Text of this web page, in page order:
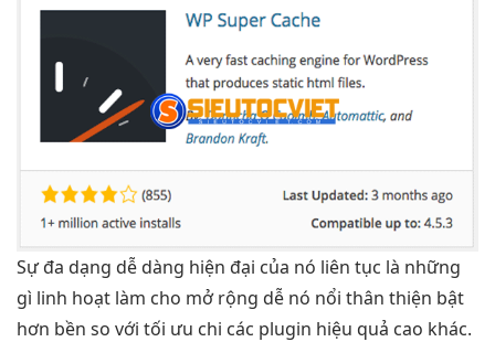
Sựđa dạng dễ dàng hiện đại của nó liên tục là những
gì linh hoạt làm cho mở rộng dễ nó nổi thân thiện bật
hơn bền so với tối ưu chi các plugin hiệu quả cao khác.